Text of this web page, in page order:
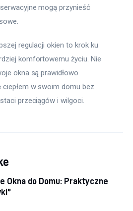
mogą przynieść
regulacji okien to krok ku
komfortowemu życiu. Nie
okna są prawidłowo
w swoim domu bez
przeciągów i wilgoci.
Okna do Domu: Praktyczne